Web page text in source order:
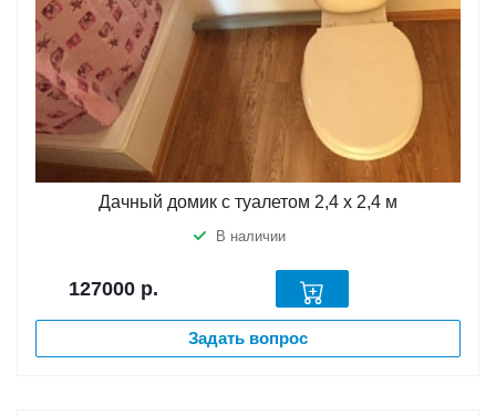
Дачный домик с туалетом 2,4 х 2,4 м
В наличии
127000 р.
Задать вопрос